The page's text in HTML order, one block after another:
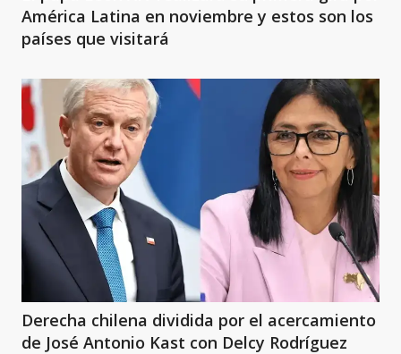
América Latina en noviembre y estos son los
países que visitará
Derecha chilena dividida por el acercamiento
de José Antonio Kast con Delcy Rodríguez